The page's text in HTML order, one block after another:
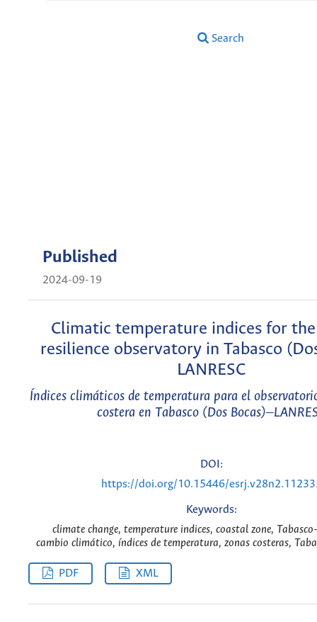
Search
Published
2024-09-19
Climatic temperature indices for
resilience observatory in Tabasco
LANRESC
Índices climáticos de temperatura para el
costera en Tabasco (Dos
DOI:
https://doi.org/10.15446/
Keywords:
climate change, temperature indices, coastal zone,
cambio climático, índices de temperatura, zonas costeras,
PDF XML